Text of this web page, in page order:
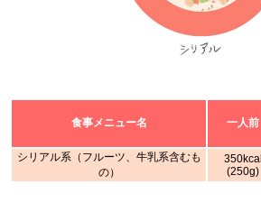
食事メニュー名 一人前
シリアル系（フルーツ、牛乳系含むも
の）
350kcal
(250g)